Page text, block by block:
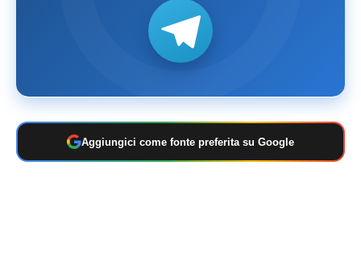
Aggiungici come fonte preferita su Google